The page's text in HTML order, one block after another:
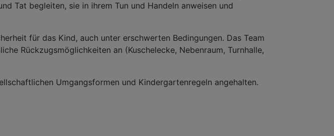
Tat begleiten, sie in ihrem Tun und Handeln anweisen und
für das Kind, auch unter erschwerten Bedingungen. Das Team
Rückzugsmöglichkeiten an (Kuschelecke, Nebenraum, Turnhalle,
Umgangsformen und Kindergartenregeln angehalten.